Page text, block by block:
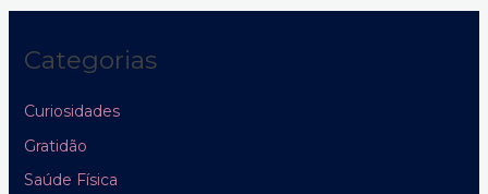
Categorias
Curiosidades
Gratidão
Saúde Física